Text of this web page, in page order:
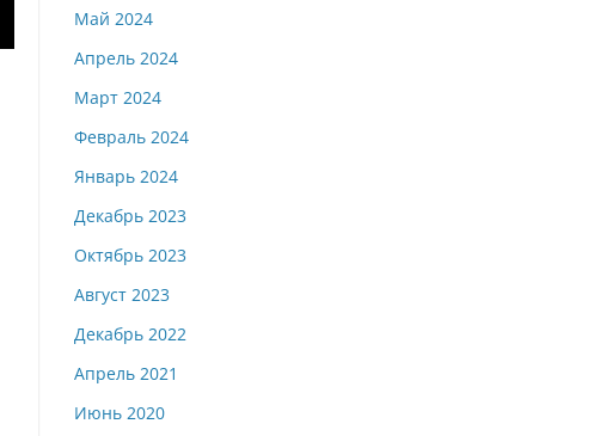
Май 2024
Апрель 2024
Март 2024
Февраль 2024
Январь 2024
Декабрь 2023
Октябрь 2023
Август 2023
Декабрь 2022
Апрель 2021
Июнь 2020